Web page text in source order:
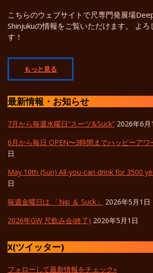
こちらのウェブサイトで尺専門発展場
Shinjukuの情報をご覧いただけます。 よろ
す！
もっと見る
最新情報・お知らせ
7月から毎週水曜日“スーツ&Suck” 2026年6月
6月から毎日 OPEN〜3時間までハッピーアワ
日
May 10th (Sun) All-you-can-drink for 3500
日
毎週金曜日は 「Nip ＆ Suck」
2026年5月1日
2026年GW 尺飲み会(終了) 2026年5月1日
X(ツイッター)
フォローして最新情報をチェック»